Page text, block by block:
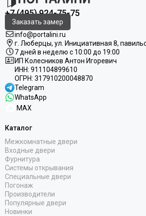
+7 (495) 924-75-75
Заказать замер
info@portalini.ru
г. Люберцы, ул. Инициативная 8,
7 дней в неделю с 10:00 до 19:00
ИП Колесников Антон Игоревич
ИНН: 911104899610
ОГРН: 317910200048870
Telegram
WhatsApp
MAX
Каталог
Межкомнатные двери
Входные двери
Фурнитура
Системы открывания
Специальные двери
Погонаж
Производители
Популярные двери
Новинки